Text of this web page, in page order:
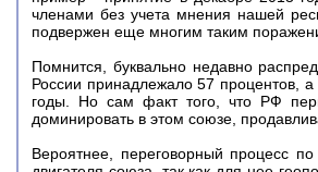
членами без учета мнения нашей
подвержен еще многим таким
Помнится, буквально недавно
России принадлежало 57 процентов,
годы. Но сам факт того, что РФ
доминировать в этом союзе,
Вероятнее, переговорный процесс